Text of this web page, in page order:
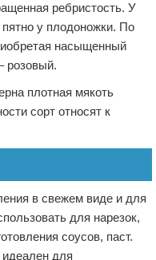
ребристость. У
у плодоножки. По
насыщенный
розовый.
плотная мякоть
сорт относят к
в свежем виде и для
для нарезок,
соусов, паст.
для